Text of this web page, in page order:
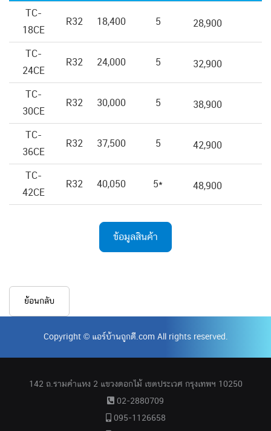
TC-
18CE
R32 18,400 5 28,900
TC-
24CE
R32 24,000 5 32,900
TC-
30CE
R32 30,000 5 38,900
TC-
36CE
R32 37,500 5 42,900
TC-
42CE
R32 40,050 5* 48,900
ข้อมูลสินค้า
ย้อนกลับ
Copyright © แอร์บ้านถูกดี.com All rights reserved.
142 ถ.รามคำแหง 2 แขวงดอกไม้ เขตประเวศ กรุงเทพฯ 10250
02-2880709
095-1126658